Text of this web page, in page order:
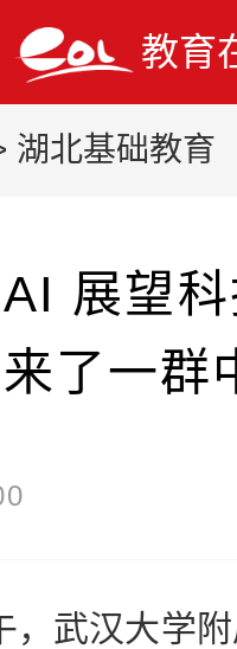
教育
湖北基础教育
AI 展望
了一群
武汉大学附